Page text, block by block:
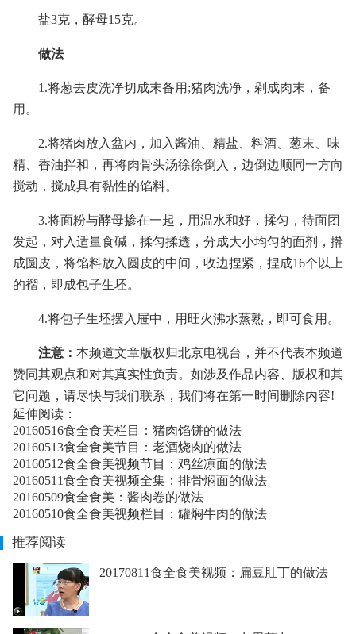
盐3克，酵母15克。
做法
1.将葱去皮洗净切成末备用;猪肉洗净，剁成肉末，备
用。
2.将猪肉放入盆内，加入酱油、精盐、料酒、葱末、味
精、香油拌和，再将肉骨头汤徐徐倒入，边倒边顺同一方向
搅动，搅成具有黏性的馅料。
3.将面粉与酵母掺在一起，用温水和好，揉匀，待面团
发起，对入适量食碱，揉匀揉透，分成大小均匀的面剂，擀
成圆皮，将馅料放入圆皮的中间，收边捏紧，捏成16个以上
的褶，即成包子生坯。
4.将包子生坯摆入屉中，用旺火沸水蒸熟，即可食用。
注意： 本频道文章版权归北京电视台，并不代表本频道
赞同其观点和对其真实性负责。如涉及作品内容、版权和其
它问题，请尽快与我们联系，我们将在第一时间删除内容!
延伸阅读：
20160516食全食美栏目：猪肉馅饼的做法
20160513食全食美节目：老酒烧肉的做法
20160512食全食美视频节目：鸡丝凉面的做法
20160511食全食美视频全集：排骨焖面的做法
20160509食全食美：酱肉卷的做法
20160510食全食美视频栏目：罐焖牛肉的做法
推荐阅读
20170811食全食美视频：扁豆肚丁的做法